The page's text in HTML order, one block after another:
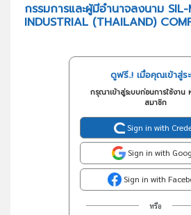
กรรมการและผู้มีอำนาจลงนาม SIL-
INDUSTRIAL (THAILAND)
ดูฟรี..! เมื่อคุณเข้าสู่ร
กรุณาเข้าสู่ระบบก่อนการใช้งาน
สมาชิก
Sign in with
Sign in with
Sign in with
หรือ